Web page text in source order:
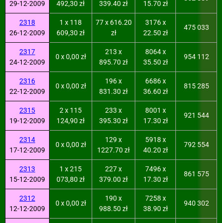
29-12-2009
492,30 zł
339.40 zł
15.70 zł
2318
26-12-2009
1 x 118
609,30 zł
77 x 616.20
zł
3176 x
22.50 zł
475 033
2317
24-12-2009
0 x 0,00 zł
213 x
895.70 zł
8064 x
35.50 zł
954 112
2316
22-12-2009
0 x 0,00 zł
196 x
831.30 zł
6686 x
36.60 zł
815 285
2315
19-12-2009
2 x 115
124,90 zł
233 x
395.30 zł
8001 x
17.30 zł
921 544
2314
17-12-2009
0 x 0,00 zł
129 x
1227.70 zł
5918 x
40.20 zł
792 554
2313
15-12-2009
1 x 215
073,80 zł
227 x
379.00 zł
7496 x
17.30 zł
861 575
2312
12-12-2009
0 x 0,00 zł
190 x
988.50 zł
7258 x
38.90 zł
940 302